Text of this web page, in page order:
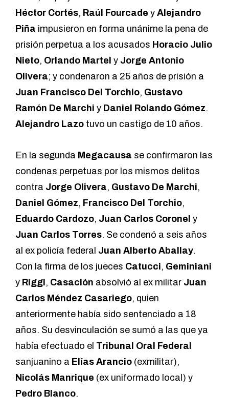
Héctor Cortés, Raúl Fourcade y Alejandro
Piña impusieron en forma unánime la pena de
prisión perpetua a los acusados Horacio Julio
Nieto, Orlando Martel y Jorge Antonio
Olivera; y condenaron a 25 años de prisión a
Juan Francisco Del Torchio, Gustavo
Ramón De Marchi y Daniel Rolando Gómez.
Alejandro Lazo tuvo un castigo de 10 años.
En la segunda Megacausa se confirmaron las
condenas perpetuas por los mismos delitos
contra Jorge Olivera, Gustavo De Marchi,
Daniel Gómez, Francisco Del Torchio,
Eduardo Cardozo, Juan Carlos Coronel y
Juan Carlos Torres. Se condenó a seis años
al ex policía federal Juan Alberto Aballay.
Con la firma de los jueces Catucci, Geminiani
y Riggi, Casación absolvió al ex militar Juan
Carlos Méndez Casariego, quien
anteriormente había sido sentenciado a 18
años. Su desvinculación se sumó a las que ya
había efectuado el Tribunal Oral Federal
sanjuanino a Elías Arancio (exmilitar),
Nicolás Manrique (ex uniformado local) y
Pedro Blanco.